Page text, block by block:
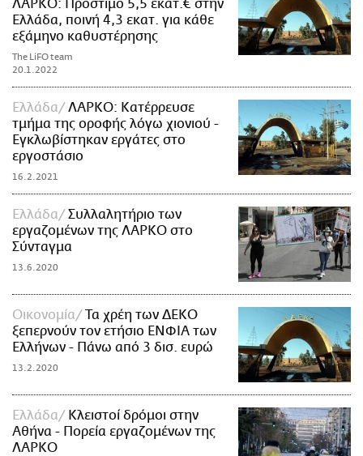
ΛΑΡΚΟ: Πρόστιμο 5,5 εκατ.€ στην
Ελλάδα, ποινή 4,3 εκατ. για κάθε
εξάμηνο καθυστέρησης
The LiFO team
20.1.2022
Ελλάδα
ΛΑΡΚΟ: Κατέρρευσε
τμήμα της οροφής λόγω χιονιού -
Εγκλωβίστηκαν εργάτες στο
εργοστάσιο
16.2.2021
Ελλάδα
Συλλαλητήριο των
εργαζομένων της ΛΑΡΚΟ στο
Σύνταγμα
13.6.2020
Οικονομία
Τα χρέη των ΔΕΚΟ
ξεπερνούν τον ετήσιο ΕΝΦΙΑ των
Ελλήνων - Πάνω από 3 δισ. ευρώ
13.2.2020
Ελλάδα
Κλειστοί δρόμοι στην
Αθήνα - Πορεία εργαζομένων της
ΛΑΡΚΟ